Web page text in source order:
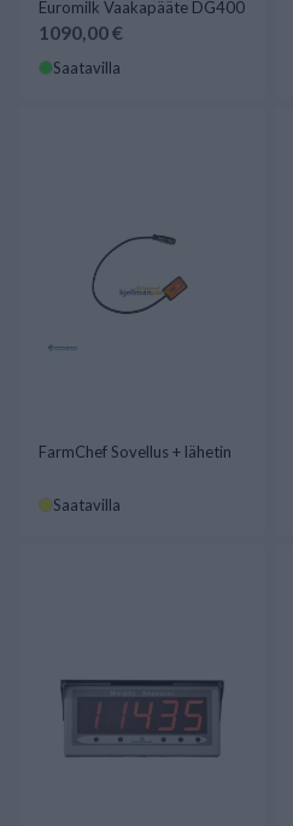
Euromilk Vaakapääte DG400
1090,00 €
Saatavilla
FarmChef Sovellus + lähetin
Saatavilla